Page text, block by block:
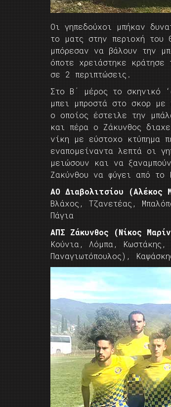
Οι γηπεδούχοι μπήκαν
το ματς στην περιοχή του
μπόρεσαν να βάλουν την
όποτε χρειάστηκε
σε 2 περιπτώσεις.
Στο Β΄ μέρος το σκηνικό
μπει μπροστά στο σκορ με
ο οποίος έστειλε την
και πέρα ο Ζάκυνθος
νίκη με εύστοχο κτύπημα
εναπομείναντα λεπτά οι
μειώσουν και να
Ζακύνθου να φύγει από το
ΑΟ Διαβολιτσίου (Αλέκος
Βλάχος, Τζανετέας,
Πάγια
ΑΠΣ Ζάκυνθος (Νίκος
Κούνια, Λόμπα,
Παναγιωτόπουλος),